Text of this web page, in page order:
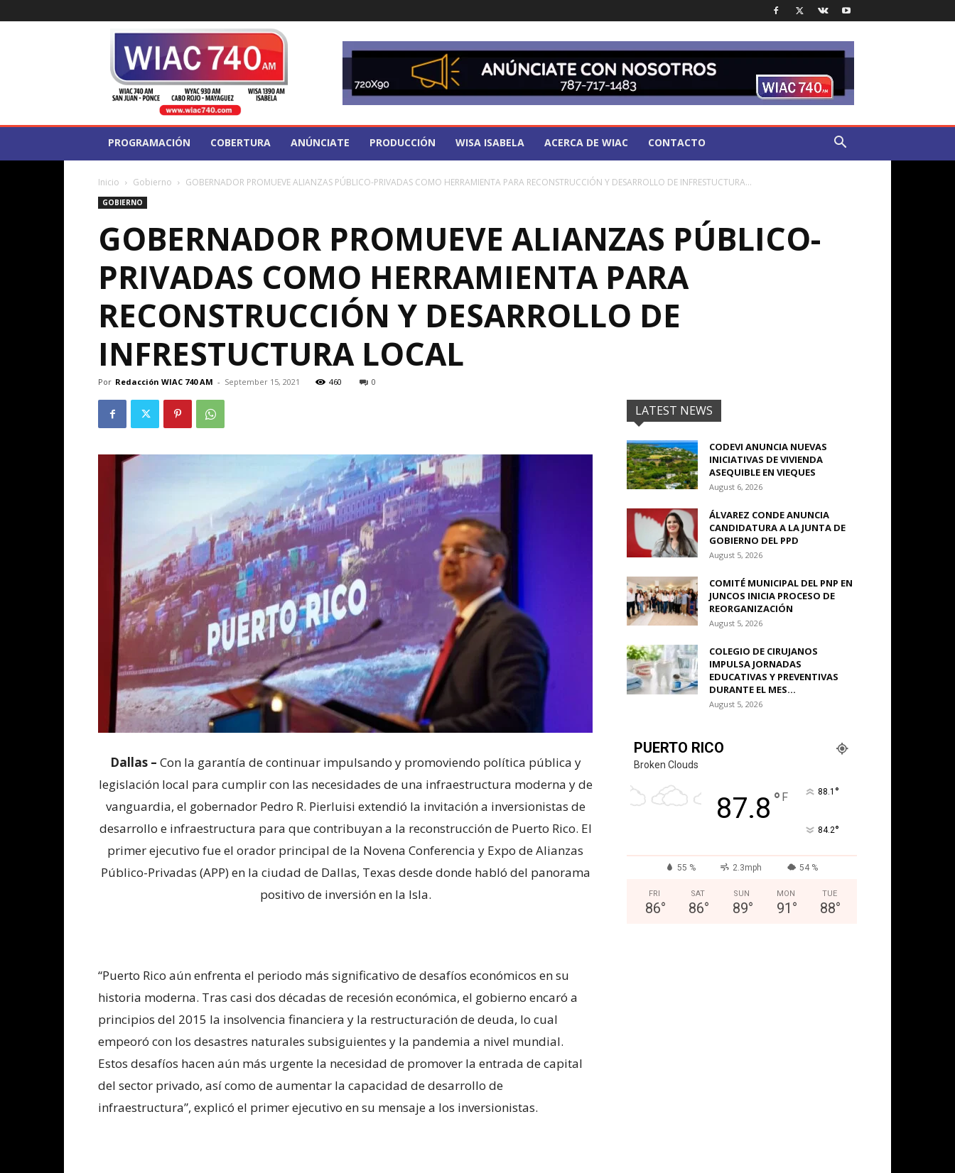
PROGRAMACIÓN COBERTURA ANÚNCIATE PRODUCCIÓN WISA ISABELA ACERCA DE WIAC CONTACTO
Inicio Gobierno GOBERNADOR PROMUEVE ALIANZAS PÚBLICO-PRIVADAS COMO HERRAMIENTA PARA RECONSTRUCCIÓN Y DESARROLLO DE INFRESTUCTURA...
GOBIERNO
GOBERNADOR PROMUEVE ALIANZAS PÚBLICO-
PRIVADAS COMO HERRAMIENTA PARA
RECONSTRUCCIÓN Y DESARROLLO DE
INFRESTUCTURA LOCAL
Por Redacción WIAC 740 AM - September 15, 2021 460 0
Dallas – Con la garantía de continuar impulsando y promoviendo política pública y
legislación local para cumplir con las necesidades de una infraestructura moderna y de
vanguardia, el gobernador Pedro R. Pierluisi extendió la invitación a inversionistas de
desarrollo e infraestructura para que contribuyan a la reconstrucción de Puerto Rico. El
primer ejecutivo fue el orador principal de la Novena Conferencia y Expo de Alianzas
Público-Privadas (APP) en la ciudad de Dallas, Texas desde donde habló del panorama
positivo de inversión en la Isla.
“Puerto Rico aún enfrenta el periodo más significativo de desafíos económicos en su
historia moderna. Tras casi dos décadas de recesión económica, el gobierno encaró a
principios del 2015 la insolvencia financiera y la restructuración de deuda, lo cual
empeoró con los desastres naturales subsiguientes y la pandemia a nivel mundial.
Estos desafíos hacen aún más urgente la necesidad de promover la entrada de capital
del sector privado, así como de aumentar la capacidad de desarrollo de
infraestructura”, explicó el primer ejecutivo en su mensaje a los inversionistas.
LATEST NEWS
CODEVI ANUNCIA NUEVAS
INICIATIVAS DE VIVIENDA
ASEQUIBLE EN VIEQUES
August 6, 2026
ÁLVAREZ CONDE ANUNCIA
CANDIDATURA A LA JUNTA DE
GOBIERNO DEL PPD
August 5, 2026
COMITÉ MUNICIPAL DEL PNP EN
JUNCOS INICIA PROCESO DE
REORGANIZACIÓN
August 5, 2026
COLEGIO DE CIRUJANOS
IMPULSA JORNADAS
EDUCATIVAS Y PREVENTIVAS
DURANTE EL MES...
August 5, 2026
PUERTO RICO
Broken Clouds
87.8 ° F 88.1 °
84.2°
55 % 2.3mph 54 %
FRI
86°
SAT
86°
SUN
89°
MON
91 °
TUE
88°